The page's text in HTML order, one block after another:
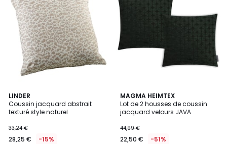
LINDER
Coussin jacquard abstrait
texturé style naturel
33,24 €
28,25 € -15%
3
Couleurs
MAGMA HEIMTEX
Lot de 2 housses de coussin
jacquard velours JAVA
44,99 €
22,50 € -51%